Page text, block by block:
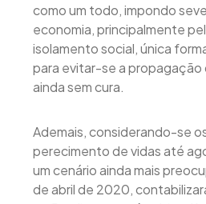
como um todo, impondo
economia, principalmente
isolamento social, única
para evitar-se a propagação
ainda sem cura.
Ademais, considerando-se
perecimento de vidas até
um cenário ainda mais
de abril de 2020,